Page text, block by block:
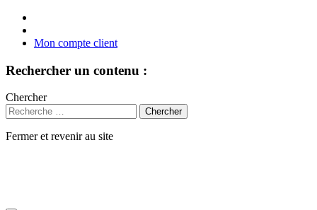
Mon compte client
Rechercher un contenu :
Chercher
Fermer et revenir au site